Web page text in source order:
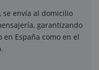
se envía al domicilio
garantizando
España como en el